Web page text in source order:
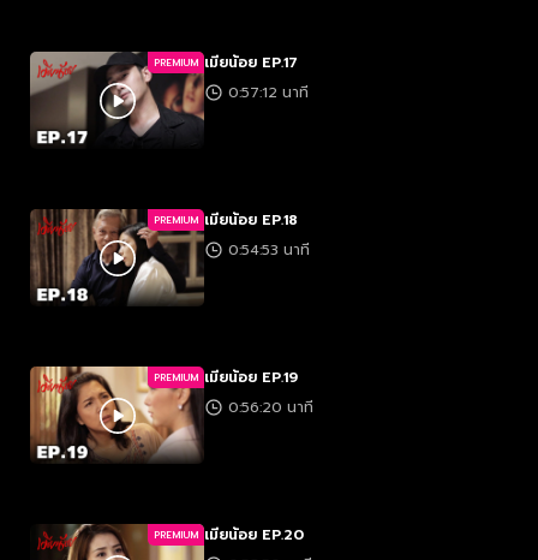
PREMIUM เมียน้อย EP.17
0:57:12 นาที
PREMIUM เมียน้อย EP.18
0:54:53 นาที
PREMIUM เมียน้อย EP.19
0:56:20 นาที
PREMIUM เมียน้อย EP.20